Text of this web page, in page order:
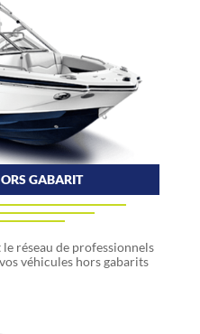
GABARIT
réseau de professionnels
véhicules hors gabarits